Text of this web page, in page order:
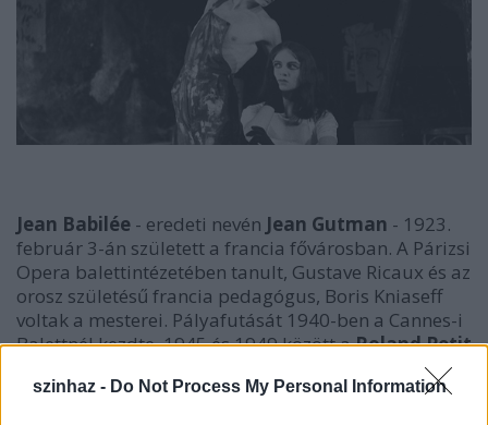
szinhaz - Do Not Process My Personal Information
Jean Babilée - eredeti nevén Jean Gutman - 1923.
február 3-án született a francia fővárosban. A Párizsi
Opera balettintézetében tanult, Gustave Ricaux és az
orosz születésű francia pedagógus, Boris Kniaseff
voltak a mesterei. Pályafutását 1940-ben a Cannes-i
Balettnél kezdte, 1945 és 1949 között aRoland Petit
által alapított Champs-Elysées Balettnél táncolt.